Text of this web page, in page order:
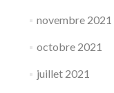
novembre 2021
octobre 2021
juillet 2021